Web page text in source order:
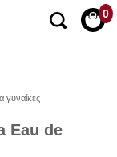
0
γυναίκες
Eau de